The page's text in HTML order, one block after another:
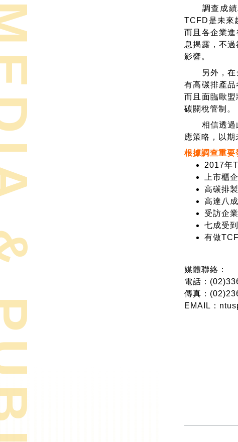
調查成績單
TCFD是未來
而且各企業
息揭露，不
影響。
另外，在全
有高碳排產
而且面臨歐
碳關稅管制。
相信透過此
應策略，以
根據調查重要
2017年
上市櫃
高碳排
高達八
受訪企
七成受
有做
媒體聯絡：
電話：
傳真：
EMAIL：